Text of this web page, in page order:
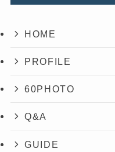
HOME
PROFILE
60PHOTO
Q&A
GUIDE